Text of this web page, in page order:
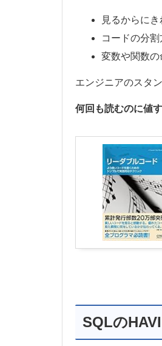
見るからに
コードの分割
変数や関数の
エンジニアのスタ
何回も読むのに値
SQLの